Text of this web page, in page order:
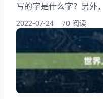
写的字是什么字？另外
20个字。你知道这是怎
字，下面就一起来看看
望能够帮助到大家！
写的字是什么字？ 全
上最难的字是读
——biangbiang面。
2022-07-24 70 阅读